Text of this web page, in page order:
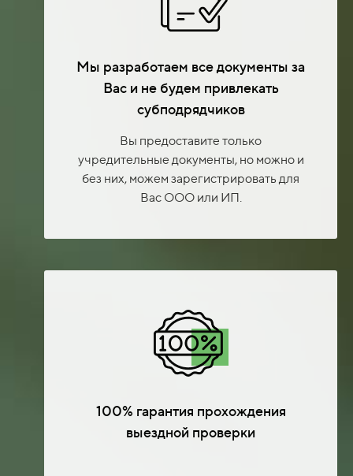
Мы разработаем все документы за
Вас и не будем привлекать
субподрядчиков
Вы предоставите только
учредительные документы, но можно и
без них, можем зарегистрировать для
Вас ООО или ИП.
100% гарантия прохождения
выездной проверки